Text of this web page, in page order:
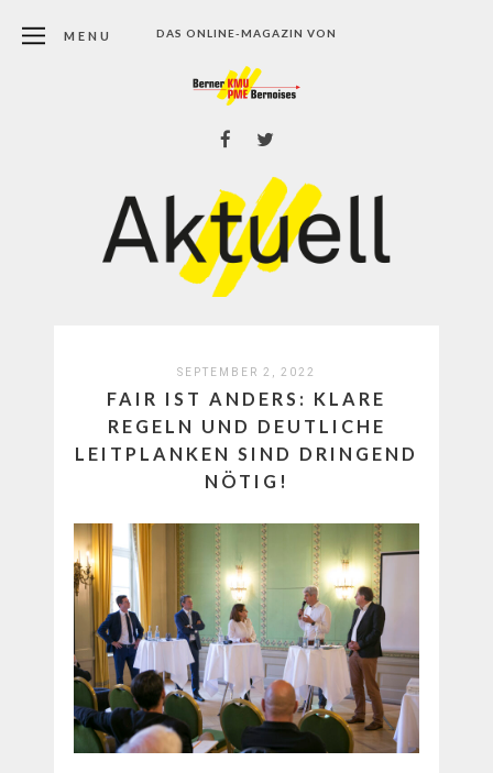
DAS ONLINE-MAGAZIN VON
MENU
SEPTEMBER 2, 2022
FAIR IST ANDERS: KLARE
REGELN UND DEUTLICHE
LEITPLANKEN SIND DRINGEND
NÖTIG!